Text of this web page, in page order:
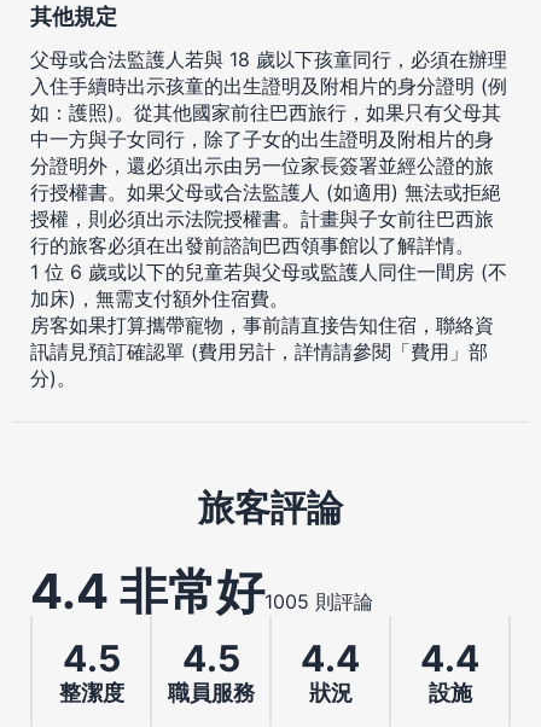
其他規定
父母或合法監護人若與 18 歲以下孩童同行，必須在辦理
入住手續時出示孩童的出生證明及附相片的身分證明 (例
如：護照)。從其他國家前往巴西旅行，如果只有父母其
中一方與子女同行，除了子女的出生證明及附相片的身
分證明外，還必須出示由另一位家長簽署並經公證的旅
行授權書。如果父母或合法監護人 (如適用) 無法或拒絕
授權，則必須出示法院授權書。計畫與子女前往巴西旅
行的旅客必須在出發前諮詢巴西領事館以了解詳情。
1 位 6 歲或以下的兒童若與父母或監護人同住一間房 (不
加床)，無需支付額外住宿費。
房客如果打算攜帶寵物，事前請直接告知住宿，聯絡資
訊請見預訂確認單 (費用另計，詳情請參閱「費用」部
分)。
旅客評論
4.4 非常好1005 則評論
4.5
整潔度
4.5
職員服務
4.4
狀況
4.4
設施